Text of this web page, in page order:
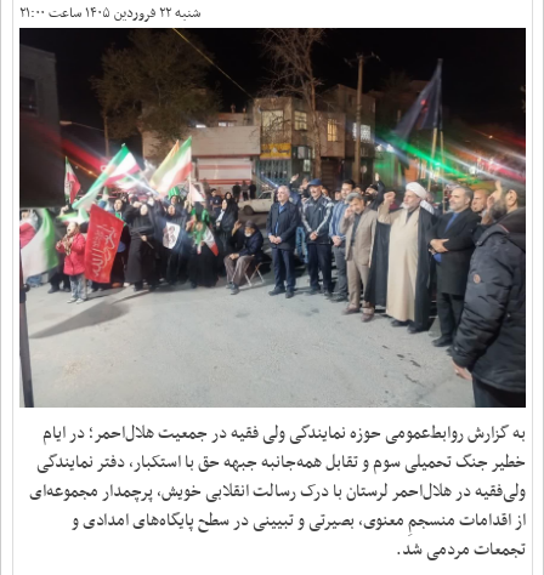
شنبه ۲۲ فروردین ۱۴۰۵ ساعت ۲۱:۰۰
به گزارش روابط‌عمومی حوزه نمایندگی ولی فقیه در جمعیت هلال‌احمر؛ در ایام
خطیر جنگ تحمیلی سوم و تقابل همه‌جانبه جبهه حق با استکبار، دفتر نمایندگی
ولی‌فقیه در هلال‌احمر لرستان با درک رسالت انقلابی خویش، پرچمدار مجموعه‌ای
از اقدامات منسجمِ معنوی، بصیرتی و تبیینی در سطح پایگاه‌های امدادی و
تجمعات مردمی شد.